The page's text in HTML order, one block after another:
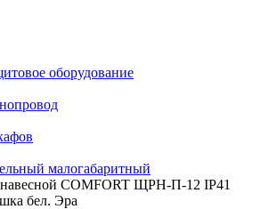
оборудование
малогабаритный
COMFORT ЩРН-П-12 IP41
бел. Эра